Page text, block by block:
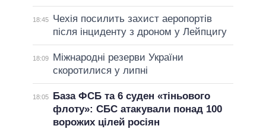
18:45
Чехія посилить захист аеропортів
після інциденту з дроном у Лейпцигу
18:09
Міжнародні резерви України
скоротилися у липні
18:05
База ФСБ та 6 суден «тіньового
флоту»: СБС атакували понад 100
ворожих цілей росіян